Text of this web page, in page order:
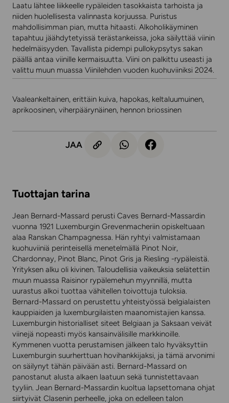
Laatu lähtee liikkeelle rypäleiden tasokkaista tarhoista ja
niiden huolellisesta valinnasta korjuussa. Puristus
mahdollisimman pian, mutta hitaasti. Alkoholikäyminen
tapahtuu jäähdytetyissä terästankeissa, joka säilyttää viinin
hedelmäisyyden. Tavallista pidempi pullokypsytys sakan
päällä antaa viinille kermaisuutta. Viini on palkittu useasti ja
valittu muun muassa Viinilehden vuoden kuohuviiniksi 2024.
Vaaleankeltainen, erittäin kuiva, hapokas, keltaluumuinen,
aprikoosinen, viherpäärynäinen, hennon briossinen
JAA
Tuottajan tarina
Jean Bernard-Massard perusti Caves Bernard-Massardin
vuonna 1921 Luxemburgin Grevenmacheriin opiskeltuaan
alaa Ranskan Champagnessa. Hän ryhtyi valmistamaan
kuohuviiniä perinteisellä menetelmällä Pinot Noir,
Chardonnay, Pinot Blanc, Pinot Gris ja Riesling -rypäleistä.
Yrityksen alku oli kivinen. Taloudellisia vaikeuksia selätettiin
muun muassa Raisinor rypälemehun myynnillä, mutta
uurastus alkoi tuottaa vähitellen toivottuja tuloksia.
Bernard-Massard on perustettu yhteistyössä belgialaisten
kauppiaiden ja luxemburgilaisten maanomistajien kanssa.
Luxemburgin historialliset siteet Belgiaan ja Saksaan veivät
viinejä nopeasti myös kansainvälisille markkinoille.
Kymmenen vuotta perustamisen jälkeen talo hyväksyttiin
Luxemburgin suurherttuan hovihankkijaksi, ja tämä arvonimi
on säilynyt tähän päivään asti. Bernard-Massard on
panostanut alusta alkaen laatuun sekä tunnistettavaan
tyyliin. Jean Bernard-Massardin kuoltua lapsettomana ohjat
siirtyivät Clasenin perheelle, joka on edelleen talon